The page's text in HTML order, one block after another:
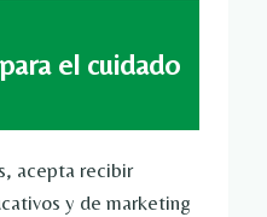
el cuidado
acepta recibir
y de marketing